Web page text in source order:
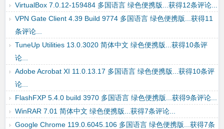
VirtualBox 7.0.12-159484 多国语言 绿色便携版...获得12条评论...
VPN Gate Client 4.39 Build 9774 多国语言 绿色便携版...获得11
条评论...
TuneUp Utilities 13.0.3020 简体中文 绿色便携版...获得10条评
论...
Adobe Acrobat XI 11.0.13.17 多国语言 绿色便携版...获得10条评
论...
FlashFXP 5.4.0 build 3970 多国语言 绿色便携版...获得9条评论...
WinRAR 7.01 简体中文 绿色便携版...获得7条评论...
Google Chrome 119.0.6045.106 多国语言 绿色便携版...获得7条